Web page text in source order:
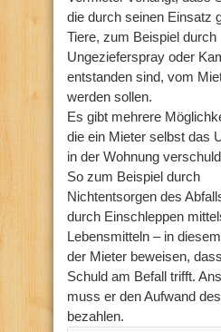
die durch seinen Einsatz
Tiere, zum Beispiel durch
Ungezieferspray oder
entstanden sind, vom
werden sollen.
Es gibt mehrere
die ein Mieter selbst das
in der Wohnung
So zum Beispiel durch
Nichtentsorgen des
durch Einschleppen
Lebensmitteln – in
der Mieter beweisen,
Schuld am Befall trifft.
muss er den Aufwand
bezahlen.